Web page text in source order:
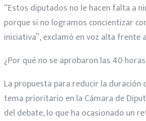
“Estos diputados no le hacen falta a
porque si no logramos concientizar
iniciativa”, exclamó en voz alta frente
¿Por qué no se aprobaron las 40
La propuesta para reducir la
tema prioritario en la Cámara de
del debate, lo que ha ocasionado un